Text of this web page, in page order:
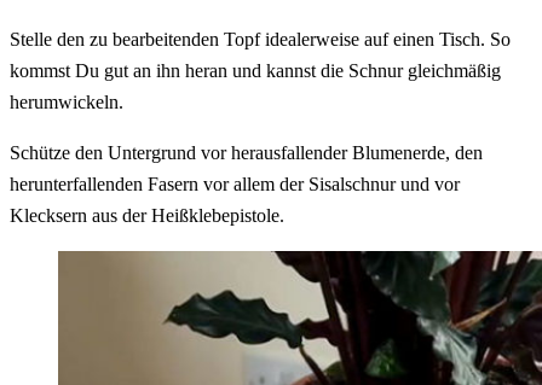
Stelle den zu bearbeitenden Topf idealerweise auf einen Tisch. So
kommst Du gut an ihn heran und kannst die Schnur gleichmäßig
herumwickeln.
Schütze den Untergrund vor herausfallender Blumenerde, den
herunterfallenden Fasern vor allem der Sisalschnur und vor
Klecksern aus der Heißklebepistole.